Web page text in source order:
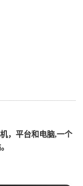
，平台和电脑,一个